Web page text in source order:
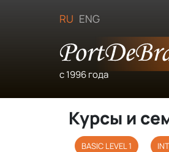
RU ENG
с 1996 года
Курсы и
BASIC LEVEL 1